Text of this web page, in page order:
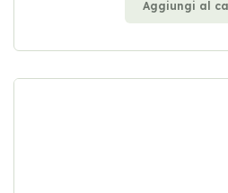
Aggiungi al